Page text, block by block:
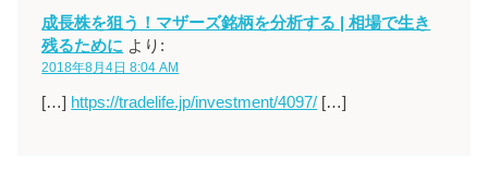
成長株を狙う！マザーズ銘柄を分析する | 相場で生き
残るために より:
2018年8月4日 8:04 AM
[…] https://tradelife.jp/investment/4097/ […]